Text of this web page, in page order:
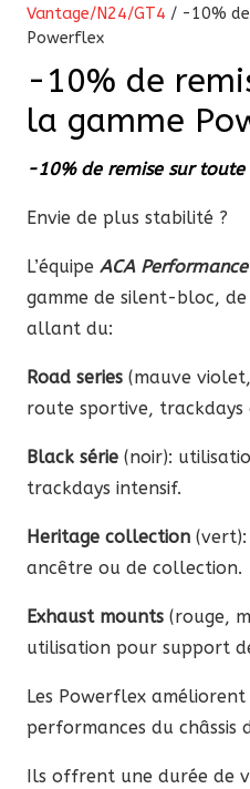
Vantage/N24/GT4 / -10%
Powerflex
-10% de
la gamme
-10% de remise sur
Envie de plus stabilité ?
L’équipe ACA Performance
gamme de silent-bloc,
allant du:
Road series (mauve
route sportive, trackdays
Black série (noir):
trackdays intensif.
Heritage collection
ancêtre ou de collection.
Exhaust mounts (rouge,
utilisation pour support
Les Powerflex
performances du châssis
Ils offrent une durée de